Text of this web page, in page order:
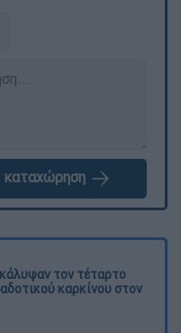
καταχώρηση
τον τέταρτο
καρκίνου στον